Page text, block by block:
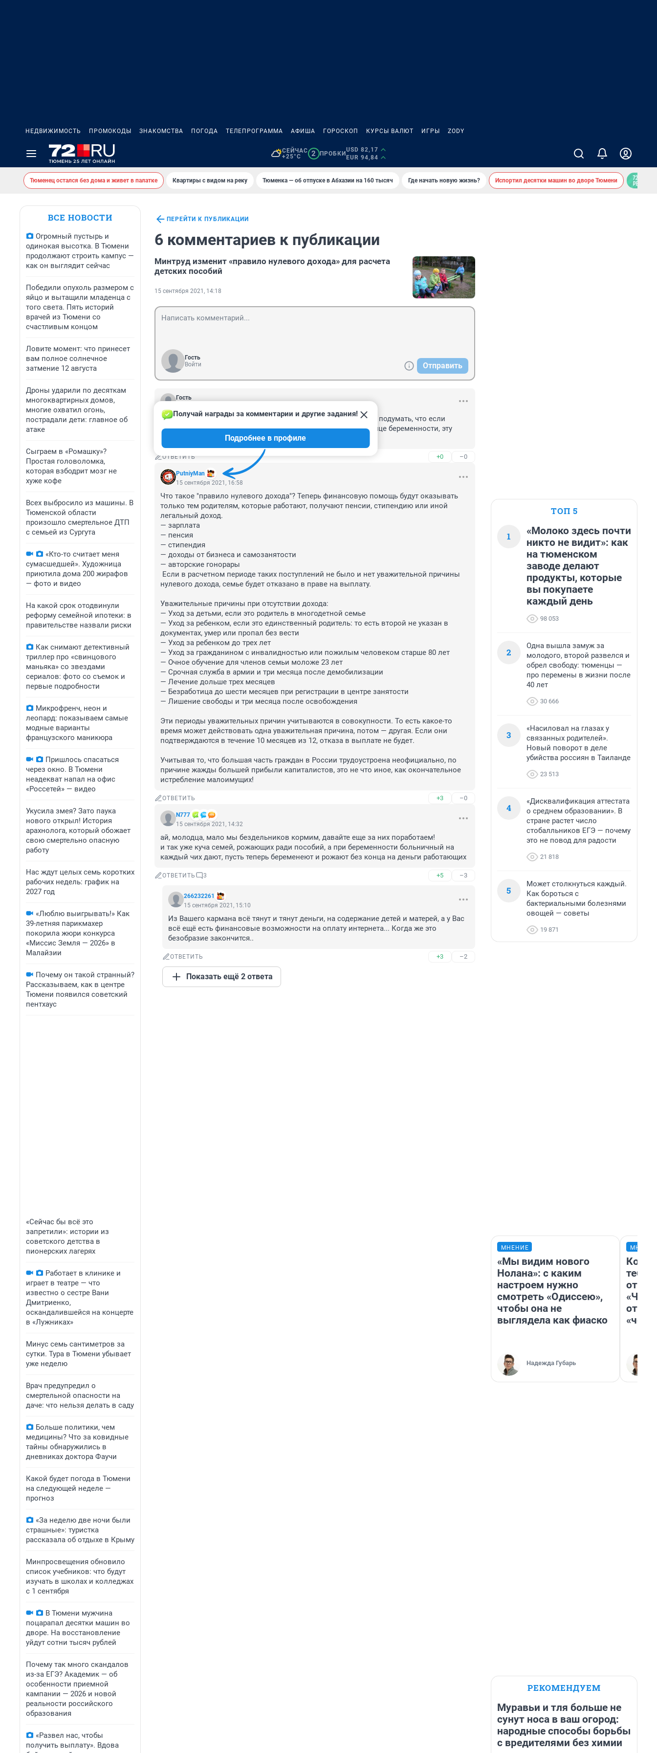
НЕДВИЖИМОСТЬ ПРОМОКОДЫ ЗНАКОМСТВА ПОГОДА ТЕЛЕПРОГРАММА АФИША ГОРОСКОП КУРСЫ ВАЛЮТ ИГРЫ ZODY
СЕЙЧАС
+25°C
2 ПРОБКИ
USD 82,17
EUR 94,84
Тюменец остался без дома и живет в палатке Квартиры с видом на реку Тюменка — об отпуске в Абхазии на 160 тысяч Где начать новую жизнь? Испортил десятки машин во дворе Тюмени
ВСЕ НОВОСТИ
Огромный пустырь и
одинокая высотка. В Тюмени
продолжают строить кампус —
как он выглядит сейчас
Победили опухоль размером с
яйцо и вытащили младенца с
того света. Пять историй
врачей из Тюмени со
счастливым концом
Ловите момент: что принесет
вам полное солнечное
затмение 12 августа
Дроны ударили по десяткам
многоквартирных домов,
многие охватил огонь,
пострадали дети: главное об
атаке
Сыграем в «Ромашку»?
Простая головоломка,
которая взбодрит мозг не
хуже кофе
Всех выбросило из машины. В
Тюменской области
произошло смертельное ДТП
с семьей из Сургута
«Кто-то считает меня
сумасшедшей». Художница
приютила дома 200 жирафов
— фото и видео
На какой срок отодвинули
реформу семейной ипотеки: в
правительстве назвали риски
Как снимают детективный
триллер про «свинцового
маньяка» со звездами
сериалов: фото со съемок и
первые подробности
Микрофренч, неон и
леопард: показываем самые
модные варианты
французского маникюра
Пришлось спасаться
через окно. В Тюмени
неадекват напал на офис
«Россетей» — видео
Укусила змея? Зато паука
нового открыл! История
арахнолога, который обожает
свою смертельно опасную
работу
Нас ждут целых семь коротких
рабочих недель: график на
2027 год
«Люблю выигрывать!» Как
39-летняя парикмахер
покорила жюри конкурса
«Миссис Земля — 2026» в
Малайзии
Почему он такой странный?
Рассказываем, как в центре
Тюмени появился советский
пентхаус
«Сейчас бы всё это
запретили»: истории из
советского детства в
пионерских лагерях
Работает в клинике и
играет в театре — что
известно о сестре Вани
Дмитриенко,
оскандалившейся на концерте
в «Лужниках»
Минус семь сантиметров за
сутки. Тура в Тюмени убывает
уже неделю
Врач предупредил о
смертельной опасности на
даче: что нельзя делать в саду
Больше политики, чем
медицины? Что за ковидные
тайны обнаружились в
дневниках доктора Фаучи
Какой будет погода в Тюмени
на следующей неделе —
прогноз
«За неделю две ночи были
страшные»: туристка
рассказала об отдыхе в Крыму
Минпросвещения обновило
список учебников: что будут
изучать в школах и колледжах
с 1 сентября
В Тюмени мужчина
поцарапал десятки машин во
дворе. На восстановление
уйдут сотни тысяч рублей
Почему так много скандалов
из-за ЕГЭ? Академик — об
особенности приемной
кампании — 2026 и новой
реальности российского
образования
«Развел нас, чтобы
получить выплату». Вдова
ПЕРЕЙТИ К ПУБЛИКАЦИИ
6 комментариев к публикации
Минтруд изменит «правило нулевого дохода» для расчета
детских пособий
15 сентября 2021, 14:18
Гость
Войти
Отправить
Гость
Интересно так, "если плохо переносит беременность". Можно подумать, что если
хорошо переносит, то придя на собеседование на пятом месяце беременности, эту
будущую маму, как говорится, с руками и ногами возьмут.
ОТВЕТИТЬ +0 –0
PutniyMan
Получай награды за комментарии и другие задания!
Подробнее в профиле
15 сентября 2021, 16:58
Что такое "правило нулевого дохода"? Теперь финансовую помощь будут оказывать
только тем родителям, которые работают, получают пенсии, стипендию или иной
легальный доход.
— зарплата
— пенсия
— стипендия
— доходы от бизнеса и самозанятости
— авторские гонорары
нулевого дохода, семье будет отказано в праве на выплату.
Уважительные причины при отсутствии дохода:
— Уход за детьми, если это родитель в многодетной семье
— Уход за ребенком, если это единственный родитель: то есть второй не указан в
документах, умер или пропал без вести
— Уход за ребенком до трех лет
— Уход за гражданином с инвалидностью или пожилым человеком старше 80 лет
— Очное обучение для членов семьи моложе 23 лет
— Срочная служба в армии и три месяца после демобилизации
— Лечение дольше трех месяцев
— Безработица до шести месяцев при регистрации в центре занятости
— Лишение свободы и три месяца после освобождения
Эти периоды уважительных причин учитываются в совокупности. То есть какое-то
время может действовать одна уважительная причина, потом — другая. Если они
подтверждаются в течение 10 месяцев из 12, отказа в выплате не будет.
Учитывая то, что большая часть граждан в России трудоустроена неофициально, по
причине жажды большей прибыли капиталистов, это не что иное, как окончательное
истребление малоимущих!
ОТВЕТИТЬ +3 –0
N777
15 сентября 2021, 14:32
ай, молодца, мало мы бездельников кормим, давайте еще за них поработаем!
и так уже куча семей, рожающих ради пособий, а при беременности больничный на
каждый чих дают, пусть теперь беременеют и рожают без конца на деньги работающих
ОТВЕТИТЬ 3 +5 –3
266232261
15 сентября 2021, 15:10
Из Вашего кармана всё тянут и тянут деньги, на содержание детей и матерей, а у Вас
всё ещё есть финансовые возможности на оплату интернета... Когда же это
безобразие закончится..
ОТВЕТИТЬ +3 –2
Показать ещё 2 ответа
ТОП 5
1
«Молоко здесь почти
никто не видит»: как
на тюменском
заводе делают
продукты, которые
вы покупаете
каждый день
98 053
2
Одна вышла замуж за
молодого, второй развелся и
обрел свободу: тюменцы —
про перемены в жизни после
40 лет
30 666
3
«Насиловал на глазах у
связанных родителей».
Новый поворот в деле
убийства россиян в Таиланде
23 513
4
«Дисквалификация аттестата
о среднем образовании». В
стране растет число
стобалльников ЕГЭ — почему
это не повод для радости
21 818
5
Может столкнуться каждый.
Как бороться с
бактериальными болезнями
овощей — советы
19 871
МНЕНИЕ
«Мы видим нового
Нолана»: с каким
настроем нужно
смотреть «Одиссею»,
чтобы она не
выглядела как фиаско
Надежда Губарь
тебя
РЕКОМЕНДУЕМ
Муравьи и тля больше не
сунут носа в ваш огород:
народные способы борьбы
с вредителями без химии